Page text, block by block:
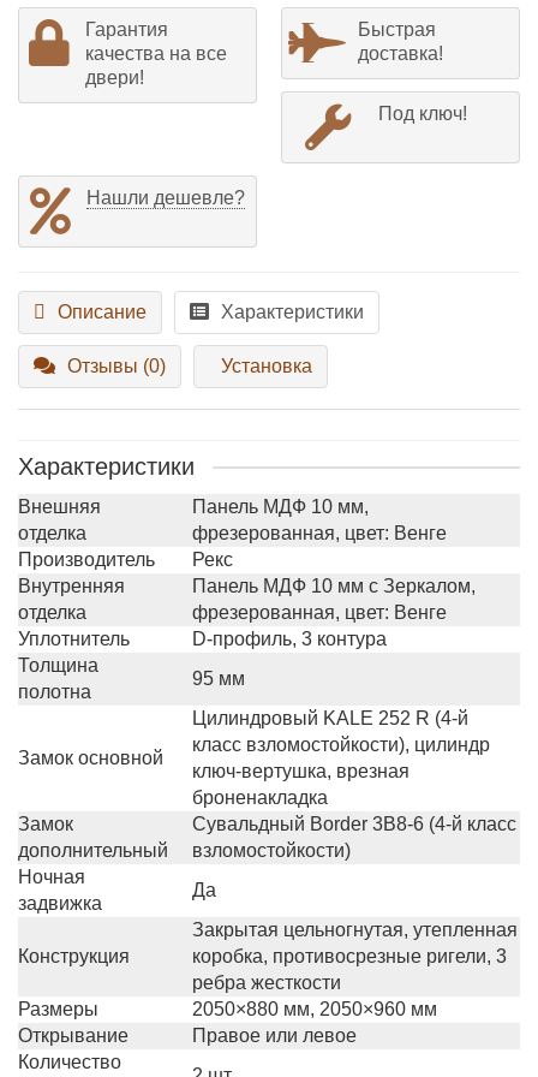
Гарантия
качества на все
двери!
Быстрая
доставка!
Под ключ!
Нашли дешевле?
Описание Характеристики
Отзывы (0) Установка
Характеристики
Внешняя
отделка
Панель МДФ 10 мм,
фрезерованная, цвет: Венге
Производитель
Рекс
Внутренняя
отделка
Панель МДФ 10 мм с Зеркалом,
фрезерованная, цвет: Венге
Уплотнитель
D-профиль, 3 контура
Толщина
полотна
95 мм
Замок основной
Цилиндровый KALE 252 R (4-й
класс взломостойкости), цилиндр
ключ-вертушка, врезная
броненакладка
Замок
дополнительный
Сувальдный Border 3B8-6 (4-й класс
взломостойкости)
Ночная
задвижка
Да
Конструкция
Закрытая цельногнутая, утепленная
коробка, противосрезные ригели, 3
ребра жесткости
Размеры
2050×880 мм, 2050×960 мм
Открывание
Правое или левое
Количество